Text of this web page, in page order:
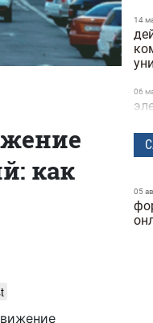
как
14
06
21
25
05